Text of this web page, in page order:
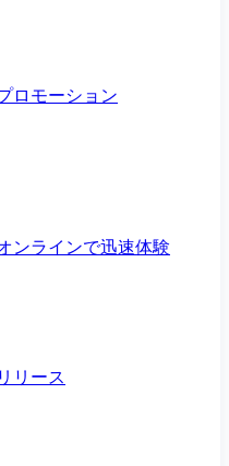
ロモーション
ンラインで迅速体験
リース